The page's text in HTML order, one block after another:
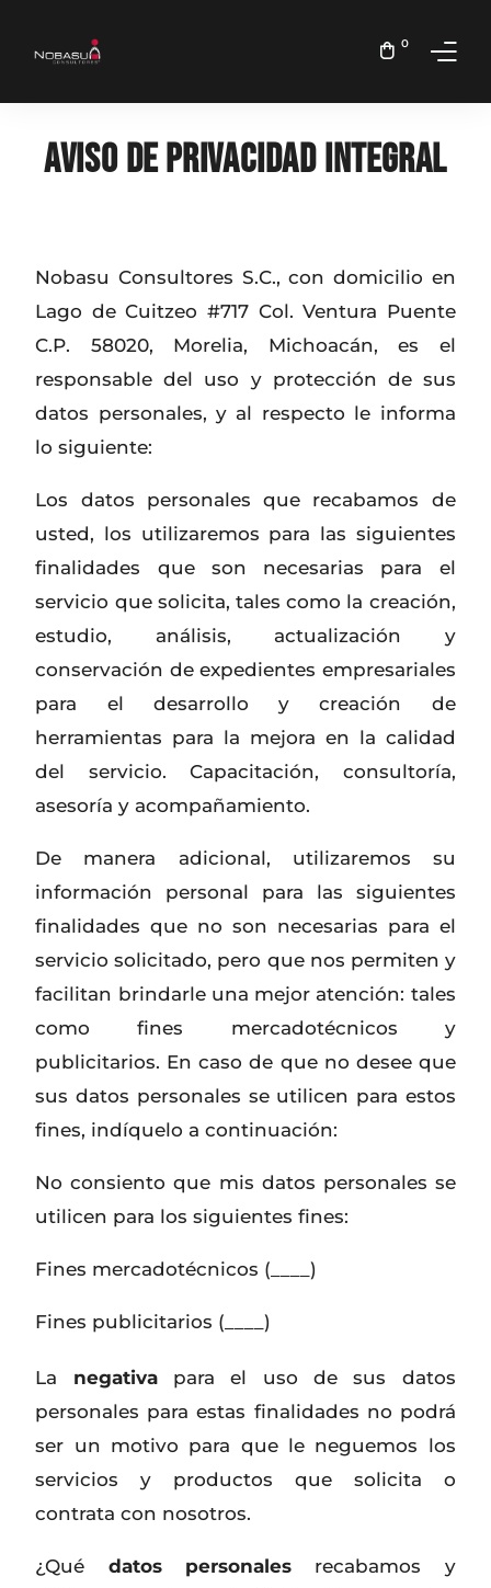
0
Aviso de Privacidad Integral
Nobasu Consultores S.C., con domicilio en
Lago de Cuitzeo #717 Col. Ventura Puente
C.P. 58020, Morelia, Michoacán, es el
responsable del uso y protección de sus
datos personales, y al respecto le informa
lo siguiente:
Los datos personales que recabamos de
usted, los utilizaremos para las siguientes
finalidades que son necesarias para el
servicio que solicita, tales como la creación,
estudio, análisis, actualización y
conservación de expedientes empresariales
para el desarrollo y creación de
herramientas para la mejora en la calidad
del servicio. Capacitación, consultoría,
asesoría y acompañamiento.
De manera adicional, utilizaremos su
información personal para las siguientes
finalidades que no son necesarias para el
servicio solicitado, pero que nos permiten y
facilitan brindarle una mejor atención: tales
como fines mercadotécnicos y
publicitarios. En caso de que no desee que
sus datos personales se utilicen para estos
fines, indíquelo a continuación:
No consiento que mis datos personales se
utilicen para los siguientes fines:
Fines mercadotécnicos (____)
Fines publicitarios (____)
La negativapara el uso de sus datos
personales para estas finalidades no podrá
ser un motivo para que le neguemos los
servicios y productos que solicita o
contrata con nosotros.
¿Qué datos personales recabamos y
Inicio